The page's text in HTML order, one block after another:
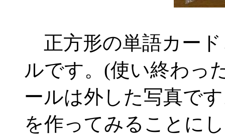
正方形の単語カー
ルです。(使い終わっ
ールは外した写真で
を作ってみることに